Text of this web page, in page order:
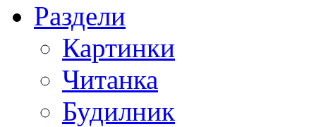
Раздели
Картинки
Читанка
Будилник